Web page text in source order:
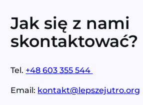
Jak się z nami
skontaktować?
Tel. +48 603 355 544
Email: kontakt@lepszejutro.org